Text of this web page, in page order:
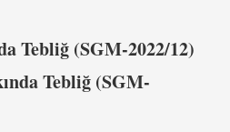
Tebliğ (SGM-2022/12)
Tebliğ (SGM-